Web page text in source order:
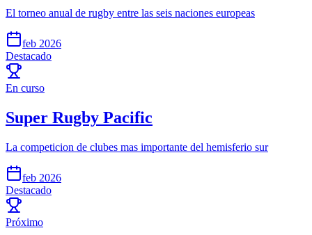
El torneo anual de rugby entre las seis naciones europeas
feb 2026
Destacado
En curso
Super Rugby Pacific
La competicion de clubes mas importante del hemisferio sur
feb 2026
Destacado
Próximo